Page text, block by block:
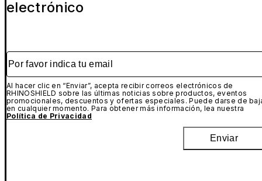
electrónico
Por favor indica tu email
Al hacer clic en “Enviar”, acepta recibir correos electrónicos de
RHINOSHIELD sobre las últimas noticias sobre productos, eventos
promocionales, descuentos y ofertas especiales. Puede darse de
en cualquier momento. Para obtener más información, lea nuestra
Política de Privacidad
Enviar